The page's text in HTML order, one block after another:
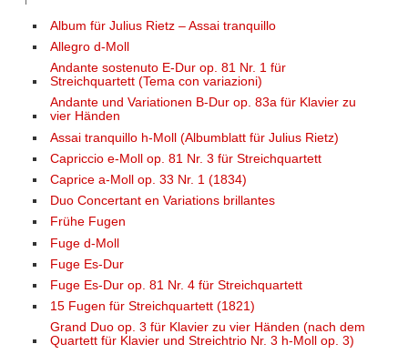
Album für Julius Rietz – Assai tranquillo
Allegro d-Moll
Andante sostenuto E-Dur op. 81 Nr. 1 für
Streichquartett (Tema con variazioni)
Andante und Variationen B-Dur op. 83a für Klavier zu
vier Händen
Assai tranquillo h-Moll (Albumblatt für Julius Rietz)
Capriccio e-Moll op. 81 Nr. 3 für Streichquartett
Caprice a-Moll op. 33 Nr. 1 (1834)
Duo Concertant en Variations brillantes
Frühe Fugen
Fuge d-Moll
Fuge Es-Dur
Fuge Es-Dur op. 81 Nr. 4 für Streichquartett
15 Fugen für Streichquartett (1821)
Grand Duo op. 3 für Klavier zu vier Händen (nach dem
Quartett für Klavier und Streichtrio Nr. 3 h-Moll op. 3)